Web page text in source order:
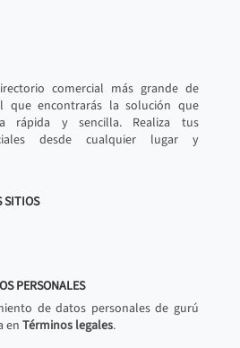
comercial más grande de
que encontrarás la solución que
rápida y sencilla. Realiza tus
desde cualquier lugar y
SITIOS
PERSONALES
de datos personales de gurú
en Términos legales.